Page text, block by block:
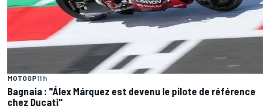
MOTOGP11 h
Bagnaia : "Álex Márquez est devenu le pilote de référence
chez Ducati"